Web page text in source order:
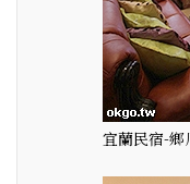
宜蘭民宿-鄉